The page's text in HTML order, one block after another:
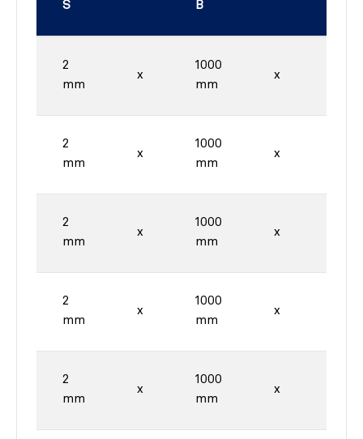
S B
2
mm
x
1000
mm
x
2
mm
x
1000
mm
x
2
mm
x
1000
mm
x
2
mm
x
1000
mm
x
2
mm
x
1000
mm
x